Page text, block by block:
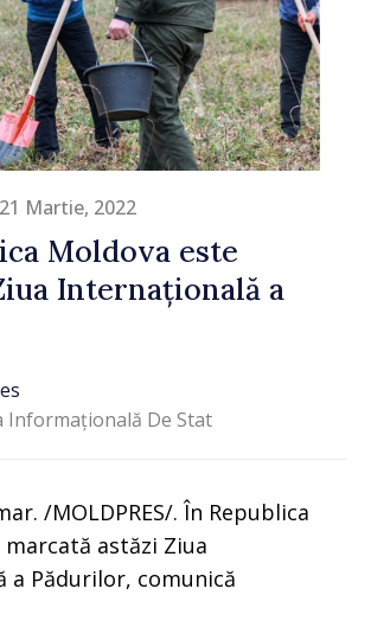
Martie, 2022
Moldova este
Internațională a
Informațională De Stat
/MOLDPRES/. În Republica
astăzi Ziua
a Pădurilor, comunică